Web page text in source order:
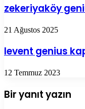
zekeriyaköy
21 Ağustos 2025
levent genius
12 Temmuz 2023
Bir yanıt yazın